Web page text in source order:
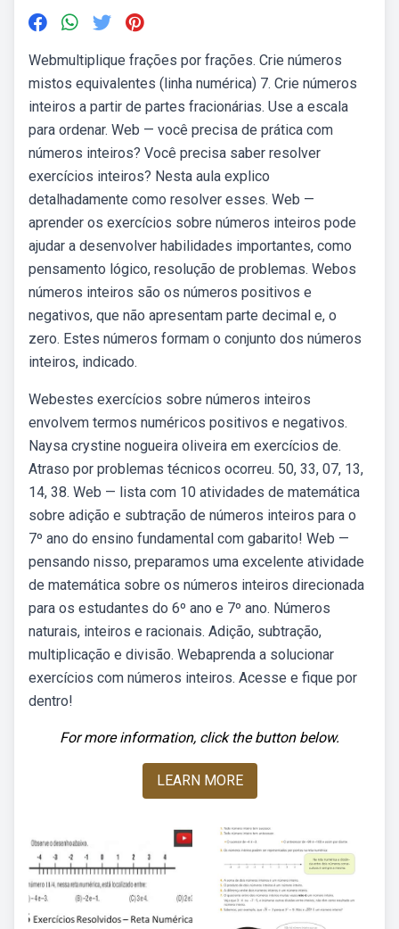
Webmultiplique frações por frações. Crie números
mistos equivalentes (linha numérica) 7. Crie números
inteiros a partir de partes fracionárias. Use a escala
para ordenar. Web — você precisa de prática com
números inteiros? Você precisa saber resolver
exercícios inteiros? Nesta aula explico
detalhadamente como resolver esses. Web —
aprender os exercícios sobre números inteiros pode
ajudar a desenvolver habilidades importantes, como
pensamento lógico, resolução de problemas. Webos
números inteiros são os números positivos e
negativos, que não apresentam parte decimal e, o
zero. Estes números formam o conjunto dos números
inteiros, indicado.
Webestes exercícios sobre números inteiros
envolvem termos numéricos positivos e negativos.
Naysa crystine nogueira oliveira em exercícios de.
Atraso por problemas técnicos ocorreu. 50, 33, 07, 13,
14, 38. Web — lista com 10 atividades de matemática
sobre adição e subtração de números inteiros para o
7º ano do ensino fundamental com gabarito! Web —
pensando nisso, preparamos uma excelente atividade
de matemática sobre os números inteiros direcionada
para os estudantes do 6º ano e 7º ano. Números
naturais, inteiros e racionais. Adição, subtração,
multiplicação e divisão. Webaprenda a solucionar
exercícios com números inteiros. Acesse e fique por
dentro!
For more information, click the button below.
LEARN MORE